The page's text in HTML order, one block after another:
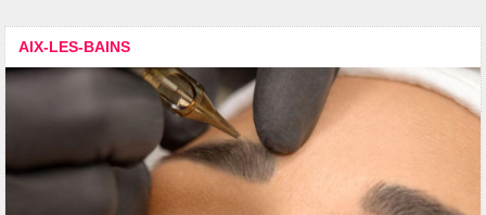
AIX-LES-BAINS